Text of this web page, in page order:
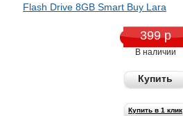
Flash Drive 8GB Smart Buy Lara
399 р
В наличии
Купить
Купить в 1 клик